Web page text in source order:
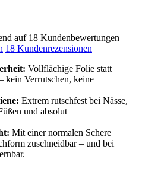
auf 18 Kundenbewertungen
18 Kundenrezensionen
Vollflächige Folie statt
kein Verrutschen, keine
Extrem rutschfest bei Nässe,
und absolut
Mit einer normalen Schere
zuschneidbar – und bei